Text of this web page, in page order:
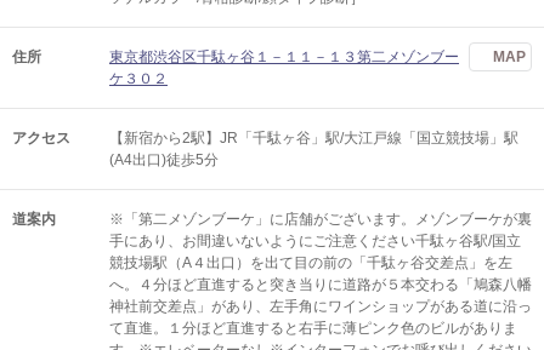
住所
東京都渋谷区千駄ヶ谷１－１１－１３第二メゾンブー
ケ３０２
MAP
アクセス
【新宿から2駅】JR「千駄ヶ谷」駅/大江戸線「国立競技場」駅
(A4出口)徒歩5分
道案内
※「第二メゾンブーケ」に店舗がございます。メゾンブーケが裏
手にあり、お間違いないようにご注意ください千駄ヶ谷駅/国立
競技場駅（A４出口）を出て目の前の「千駄ヶ谷交差点」を左
へ。４分ほど直進すると突き当りに道路が５本交わる「鳩森八幡
神社前交差点」があり、左手角にワインショップがある道に沿っ
て直進。１分ほど直進すると右手に薄ピンク色のビルがありま